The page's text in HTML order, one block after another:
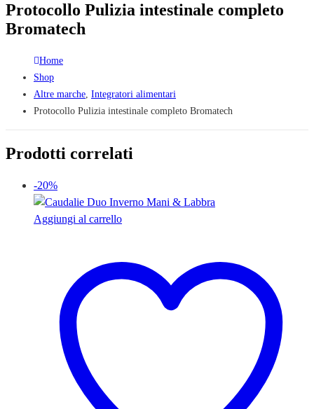
Protocollo Pulizia intestinale completo
Bromatech
Home
Shop
Altre marche, Integratori alimentari
Protocollo Pulizia intestinale completo Bromatech
Prodotti correlati
-20%
Aggiungi al carrello